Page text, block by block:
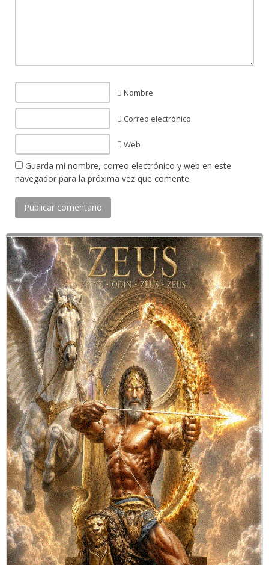
Nombre
Correo electrónico
Web
Guarda mi nombre, correo electrónico y web en este
navegador para la próxima vez que comente.